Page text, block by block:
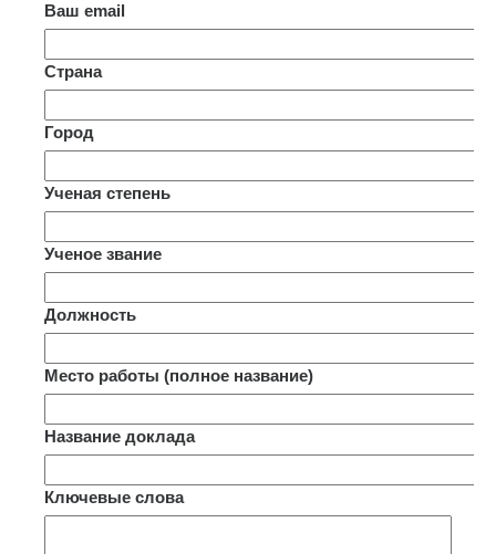
Ваш email
Страна
Город
Ученая степень
Ученое звание
Должность
Место работы (полное название)
Название доклада
Ключевые слова